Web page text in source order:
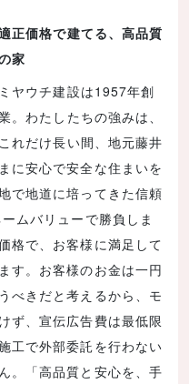
正価格で建てる、高品質
家
ミヤウチ建設は1957年創
。わたしたちの強みは、
これだけ長い間、地元藤井
に安心で安全な住まいを
で地道に培ってきた信頼
ムバリューで勝負しま
格で、お客様に満足して
す。お客様のお金は一円
べきだと考えるから、モ
ず、宣伝広告費は最低限
工で外部委託を行わない
。「高品質と安心を、手